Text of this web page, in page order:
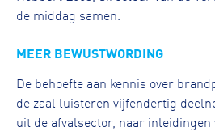
de middag samen.
MEER BEWUSTWORDING
De behoefte aan kennis over
de zaal luisteren vijfendertig
uit de afvalsector, naar